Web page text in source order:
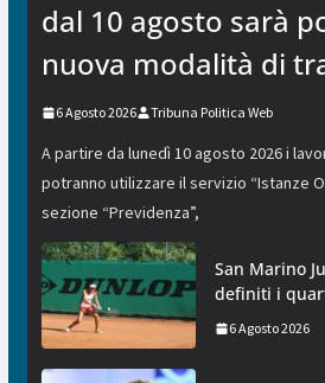
dal 10 agosto sarà
nuova modalità di
6 Agosto 2026 Tribuna Politica Web
A partire da lunedì 10 agosto 2026 i
potranno utilizzare il servizio “Istanze
sezione “Previdenza”,
San Marino
definiti i
6 Agosto 2026